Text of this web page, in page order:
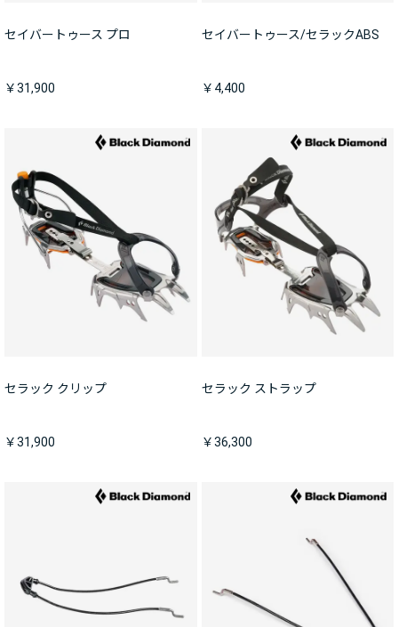
セイバートゥース プロ
￥31,900
セイバートゥース/セラックABS
￥4,400
セラック クリップ
￥31,900
セラック ストラップ
￥36,300